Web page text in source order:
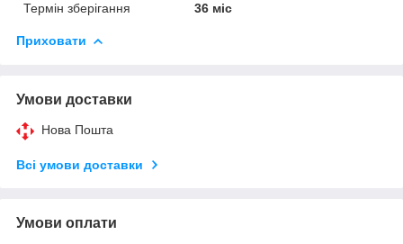
Термін зберігання
36 міс
Приховати
Умови доставки
Нова Пошта
Всі умови доставки
Умови оплати